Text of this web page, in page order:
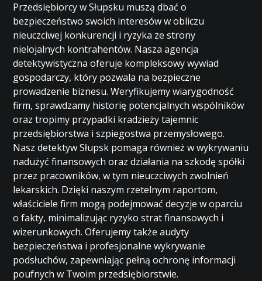
Przedsiębiorcy w Słupsku muszą dbać o
bezpieczeństwo swoich interesów w obliczu
nieuczciwej konkurencji i ryzyka ze strony
nielojalnych kontrahentów. Nasza agencja
detektywistyczna oferuje kompleksowy wywiad
gospodarczy, który pozwala na bezpieczne
prowadzenie biznesu. Weryfikujemy wiarygodność
firm, sprawdzamy historię potencjalnych wspólników
oraz tropimy przypadki kradzieży tajemnic
przedsiębiorstwa i szpiegostwa przemysłowego.
Nasz detektyw Słupsk pomaga również w wykrywaniu
nadużyć finansowych oraz działania na szkodę spółki
przez pracowników, w tym nieuczciwych zwolnień
lekarskich. Dzięki naszym rzetelnym raportom,
właściciele firm mogą podejmować decyzje w oparciu
o fakty, minimalizując ryzyko strat finansowych i
wizerunkowych. Oferujemy także audyty
bezpieczeństwa i profesjonalne wykrywanie
podsłuchów, zapewniając pełną ochronę informacji
poufnych w Twoim przedsiębiorstwie.